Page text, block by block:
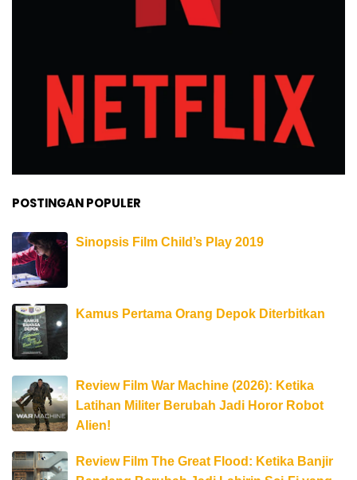
POSTINGAN POPULER
Sinopsis Film Child’s Play 2019
Kamus Pertama Orang Depok Diterbitkan
Review Film War Machine (2026): Ketika
Latihan Militer Berubah Jadi Horor Robot
Alien!
Review Film The Great Flood: Ketika Banjir